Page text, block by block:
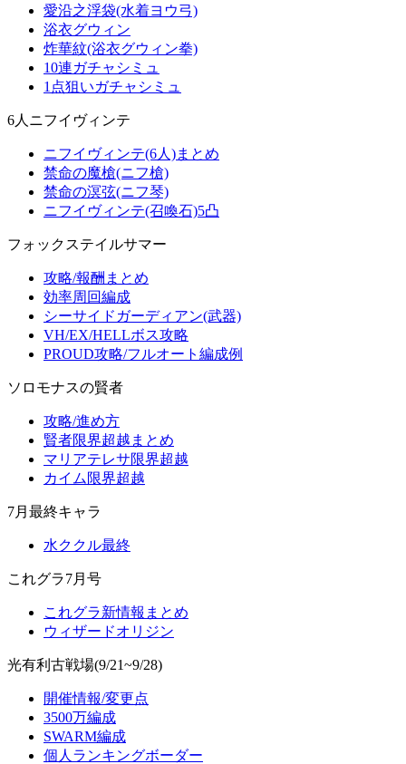
愛沿之浮袋(水着ヨウ弓)
浴衣グウィン
炸華紋(浴衣グウィン拳)
10連ガチャシミュ
1点狙いガチャシミュ
6人ニフイヴィンテ
ニフイヴィンテ(6人)まとめ
禁命の魔槍(ニフ槍)
禁命の溟弦(ニフ琴)
ニフイヴィンテ(召喚石)5凸
フォックステイルサマー
攻略/報酬まとめ
効率周回編成
シーサイドガーディアン(武器)
VH/EX/HELLボス攻略
PROUD攻略/フルオート編成例
ソロモナスの賢者
攻略/進め方
賢者限界超越まとめ
マリアテレサ限界超越
カイム限界超越
7月最終キャラ
水ククル最終
これグラ7月号
これグラ新情報まとめ
ウィザードオリジン
光有利古戦場(9/21~9/28)
開催情報/変更点
3500万編成
SWARM編成
個人ランキングボーダー